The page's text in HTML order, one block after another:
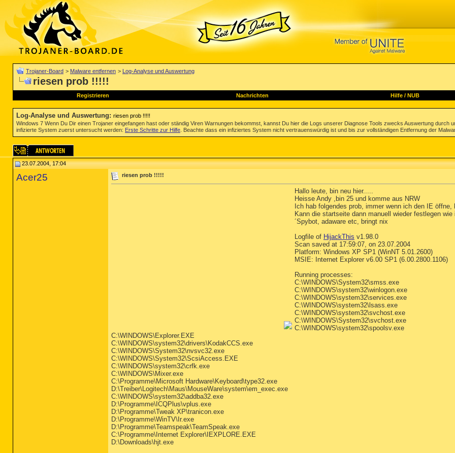
Trojaner-Board > Malware entfernen > Log-Analyse und Auswertung
riesen prob !!!!!
Registrieren Nachrichten Hilfe/ NUB
Log-Analyse und Auswertung: riesen prob !!!!!
Windows 7 Wenn Du Dir einen Trojaner eingefangen hast oder ständig Viren Warnungen bekommst, kannst Du hier die Logs unserer Diagnose Tools zwecks Auswertung
infizierte System zuerst untersucht werden: Erste Schritte zur Hilfe . Beachte dass ein infiziertes System nicht vertrauenswürdig ist und bis zur vollständigen Entfernung der
23.07.2004, 17:04
Acer25 riesen prob !!!!!
Hallo leute, bin neu hier.....
Heisse Andy ,bin 25 und komme aus NRW
Ich hab folgendes prob, immer wenn ich den IE
Kann die startseite dann manuell wieder festlegen
´Spybot, adaware etc, bringt nix
Logfile of HijackThis v1.98.0
Scan saved at 17:59:07, on 23.07.2004
Platform: Windows XP SP1 (WinNT 5.01.2600)
MSIE: Internet Explorer v6.00 SP1 (6.00.2800.1106)
Running processes:
C:\WINDOWS\System32\smss.exe
C:\WINDOWS\system32\winlogon.exe
C:\WINDOWS\system32\services.exe
C:\WINDOWS\system32\lsass.exe
C:\WINDOWS\system32\svchost.exe
C:\WINDOWS\System32\svchost.exe
C:\WINDOWS\system32\spoolsv.exe
C:\WINDOWS\Explorer.EXE
C:\WINDOWS\system32\drivers\KodakCCS.exe
C:\WINDOWS\System32\nvsvc32.exe
C:\WINDOWS\System32\ScsiAccess.EXE
C:\WINDOWS\system32\crfk.exe
C:\WINDOWS\Mixer.exe
C:\Programme\Microsoft Hardware\Keyboard\type32.exe
D:\Treiber\Logitech\Maus\MouseWare\system\em_exec.exe
C:\WINDOWS\system32\addba32.exe
D:\Programme\ICQPlus\vplus.exe
D:\Programme\Tweak XP\tranicon.exe
D:\Programme\WinTV\Ir.exe
D:\Programme\Teamspeak\TeamSpeak.exe
C:\Programme\Internet Explorer\IEXPLORE.EXE
D:\Downloads\hjt.exe